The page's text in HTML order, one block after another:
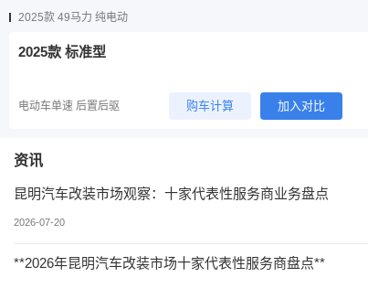
2025款 49马力 纯电动
2025款 标准型
电动车单速 后置后驱 购车计算 加入对比
资讯
昆明汽车改装市场观察：十家代表性服务商业务盘点
2026-07-20
**2026年昆明汽车改装市场十家代表性服务商盘点**